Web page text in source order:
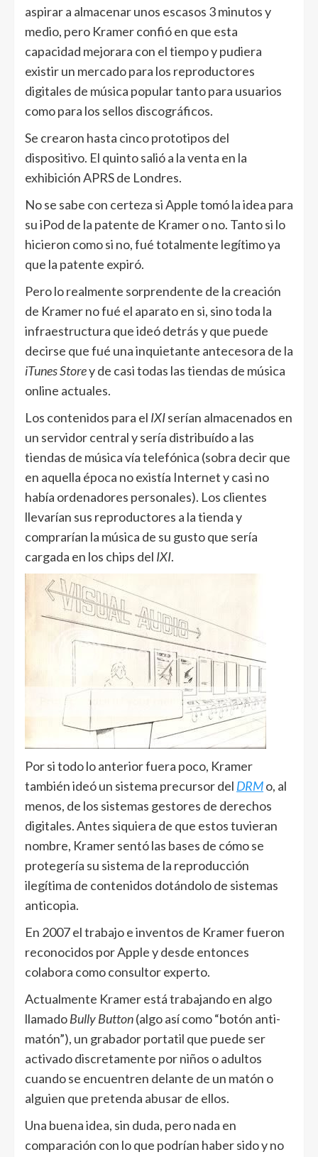
aspirar a almacenar unos escasos 3 minutos y
medio, pero Kramer confió en que esta
capacidad mejorara con el tiempo y pudiera
existir un mercado para los reproductores
digitales de música popular tanto para usuarios
como para los sellos discográficos.
Se crearon hasta cinco prototipos del
dispositivo. El quinto salió a la venta en la
exhibición APRS de Londres.
No se sabe con certeza si Apple tomó la idea para
su iPod de la patente de Kramer o no. Tanto si lo
hicieron como si no, fué totalmente legítimo ya
que la patente expiró.
Pero lo realmente sorprendente de la creación
de Kramer no fué el aparato en si, sino toda la
infraestructura que ideó detrás y que puede
decirse que fué una inquietante antecesora de la
iTunes Storey de casi todas las tiendas de música
online actuales.
Los contenidos para el IXIserían almacenados en
un servidor central y sería distribuído a las
tiendas de música vía telefónica (sobra decir que
en aquella época no existía Internet y casi no
había ordenadores personales). Los clientes
llevarían sus reproductores a la tienda y
comprarían la música de su gusto que sería
cargada en los chips del IXI.
Por si todo lo anterior fuera poco, Kramer
también ideó un sistema precursor del DRMo, al
menos, de los sistemas gestores de derechos
digitales. Antes siquiera de que estos tuvieran
nombre, Kramer sentó las bases de cómo se
protegería su sistema de la reproducción
ilegítima de contenidos dotándolo de sistemas
anticopia.
En 2007 el trabajo e inventos de Kramer fueron
reconocidos por Apple y desde entonces
colabora como consultor experto.
Actualmente Kramer está trabajando en algo
llamadoBully Button(algo así como “botón anti-
matón”), un grabador portatil que puede ser
activado discretamente por niños o adultos
cuando se encuentren delante de un matón o
alguien que pretenda abusar de ellos.
Una buena idea, sin duda, pero nada en
comparación con lo que podrían haber sido y no